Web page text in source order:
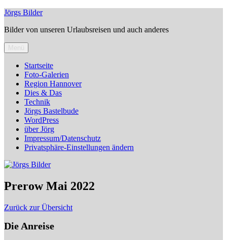
Zum
springen
Jörgs Bilder
Bilder von unseren Urlaubsreisen und auch anderes
Startseite
Foto-Galerien
Region Hannover
Dies & Das
Technik
Jörgs Bastelbude
WordPress
über Jörg
Impressum/Datenschutz
Privatsphäre-Einstellungen ändern
Prerow Mai 2022
Zurück zur Übersicht
Die Anreise